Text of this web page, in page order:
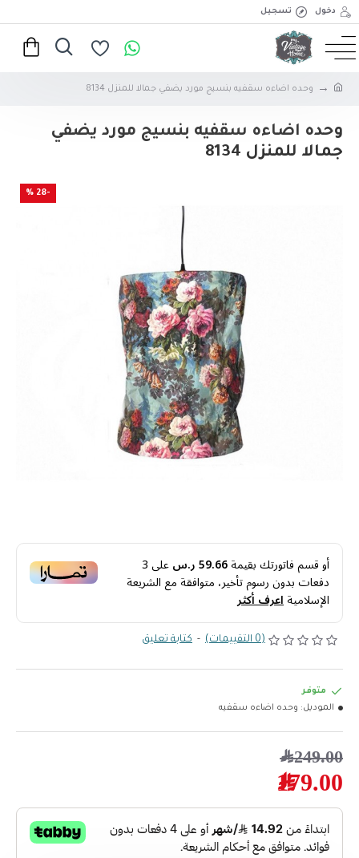
دخول تسجيل
وحده اضاءه سقفيه بنسيج مورد يضفي جمالا للمنزل 8134
وحده اضاءه سقفيه بنسيج مورد يضفي
جمالا للمنزل 8134
-28 %
أو قسم فاتورتك بقيمة59.66 ر.س على3
دفعات بدون رسوم تأخير، متوافقة مع الشريعة
الإسلاميةاعرف أكثر
(0 التقييمات) - كتابة تعليق
179.00﷼
249.00﷼
متوفر
الموديل: وحده اضاءه سقفيه